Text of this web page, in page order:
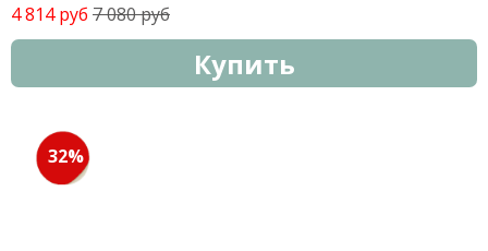
4 814 руб 7 080 руб
Купить
32%